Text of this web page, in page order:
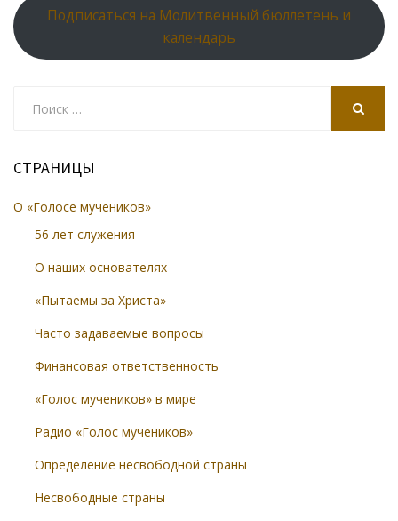
Подписаться на Молитвенный бюллетень и
календарь
СТРАНИЦЫ
О «Голосе мучеников»
56 лет служения
О наших основателях
«Пытаемы за Христа»
Часто задаваемые вопросы
Финансовая ответственность
«Голос мучеников» в мире
Радио «Голос мучеников»
Определение несвободной страны
Несвободные страны